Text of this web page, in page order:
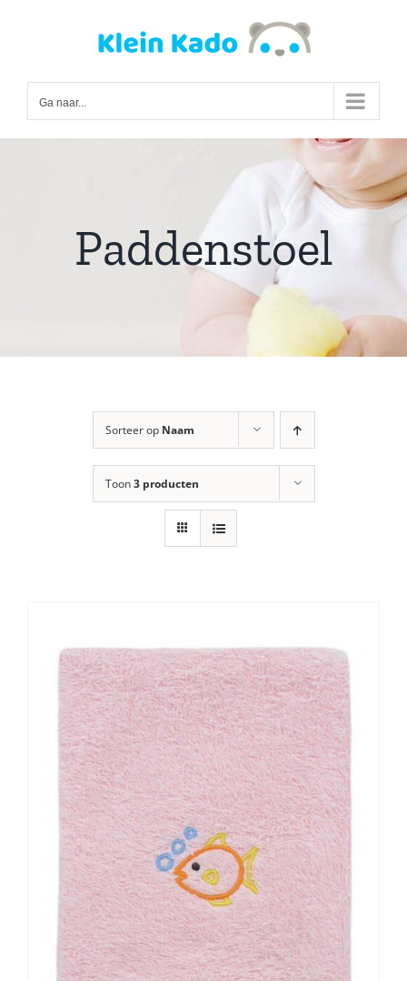
Ga naar...
Paddenstoel
Sorteer op Naam
Toon3 producten